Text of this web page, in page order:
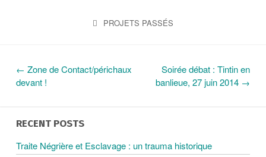
PROJETS PASSÉS
N
A
V
← Zone de Contact/périchaux
devant !
Soirée débat : Tintin en
banlieue, 27 juin 2014 →
RECENT POSTS
Traite Négrière et Esclavage : un trauma historique